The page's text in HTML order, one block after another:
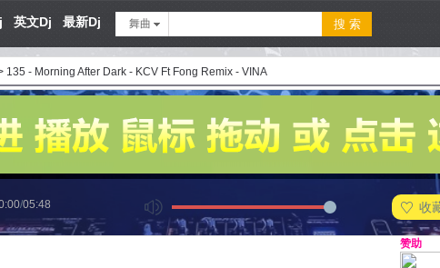
英文Dj 最新Dj 舞曲
135 - Morning After Dark - KCV Ft Fong Remix - VINA
收
/05:48
赞助